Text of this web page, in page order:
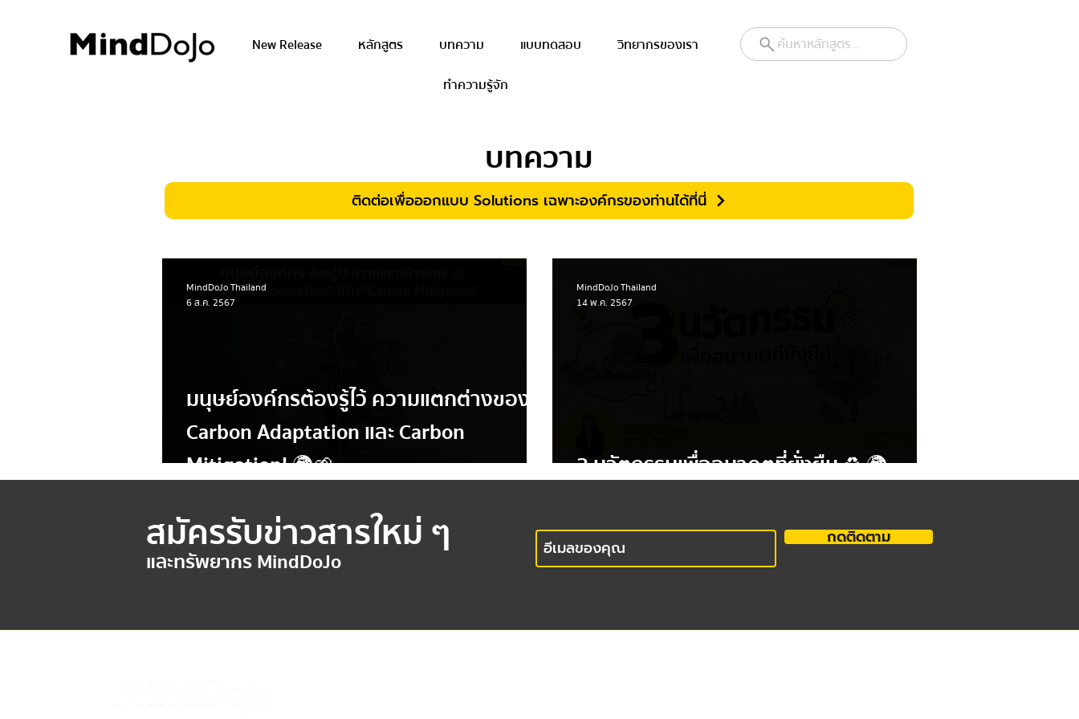
New Release หลักสูตร บทความ แบบทดสอบ
วิทยากรของเรา
ทำความรู้จัก
ค้นหาหลักสูตร...
บทความ
ติดต่อเพื่อออกแบบ Solutions เฉพาะองค์กรของท่านได้ที่นี่
มนุษย์องค์กรต้องรู้ไว้ ความแตกต่างของ
Carbon Adaptation และ Carbon
Mitigation! 🌍🌱
MindDoJo Thailand
6 ส.ค. 2567
3 นวัตกรรมเพื่ออนาคตที่ยั่งยืน ♻️ 🌍
MindDoJo Thailand
14 พ.ค. 2567
สมัครรับข่าวสารใหม่ ๆ
และทรัพยากร MindDoJo
กดติดตาม